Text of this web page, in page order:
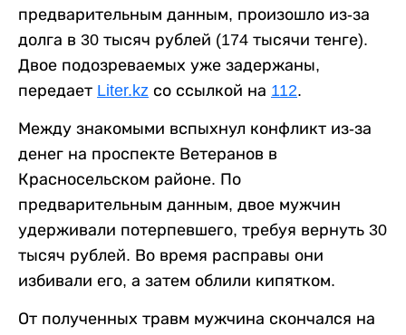
предварительным данным, произошло из-за
долга в 30 тысяч рублей (174 тысячи тенге).
Двое подозреваемых уже задержаны,
передает Liter.kz со ссылкой на 112.
Между знакомыми вспыхнул конфликт из-за
денег на проспекте Ветеранов в
Красносельском районе. По
предварительным данным, двое мужчин
удерживали потерпевшего, требуя вернуть 30
тысяч рублей. Во время расправы они
избивали его, а затем облили кипятком.
От полученных травм мужчина скончался на